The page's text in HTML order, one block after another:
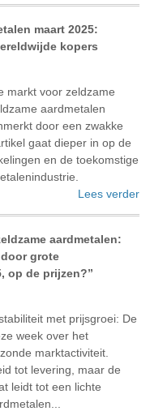
maart 2025:
kopers
markt voor zeldzame
aardmetalen
door een zwakke
gaat dieper in op de
en de toekomstige
Lees verder
aardmetalen:
grote
op de prijzen?”
met prijsgroei: De
week over het
marktactiviteit.
tot levering, maar de
leidt tot een lichte